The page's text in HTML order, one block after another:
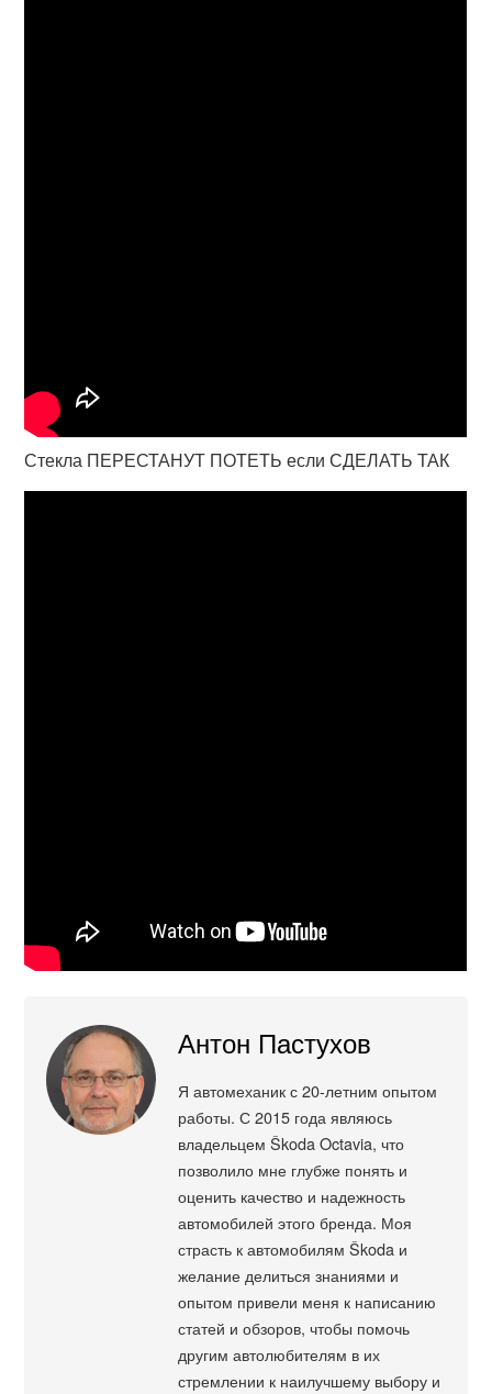
Стекла ПЕРЕСТАНУТ ПОТЕТЬ если СДЕЛАТЬ ТАК
Антон Пастухов
Я автомеханик с 20-летним опытом
работы. С 2015 года являюсь
владельцем Škoda Octavia, что
позволило мне глубже понять и
оценить качество и надежность
автомобилей этого бренда. Моя
страсть к автомобилям Škoda и
желание делиться знаниями и
опытом привели меня к написанию
статей и обзоров, чтобы помочь
другим автолюбителям в их
стремлении к наилучшему выбору и